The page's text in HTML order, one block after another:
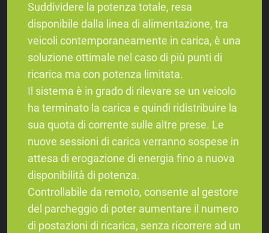
Suddividere la potenza totale, resa
disponibile dalla linea di alimentazione, tra
veicoli contemporaneamente in carica, è una
soluzione ottimale nel caso di più punti di
ricarica ma con potenza limitata.
Il sistema è in grado di rilevare se un veicolo
ha terminato la carica e quindi ridistribuire la
sua quota di corrente sulle altre prese. Le
nuove sessioni di carica verranno sospese in
attesa di erogazione di energia fino a nuova
disponibilità di potenza.
​​​​​​​Controllabile da remoto, consente al gestore
del parcheggio di poter aumentare il numero
di postazioni di ricarica, senza ricorrere ad un